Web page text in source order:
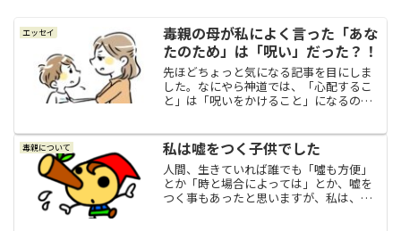
エッセイ
毒親の母が私によく言った「あな
たのため」は「呪い」だった？！
先ほどちょっと気になる記事を目にしま
した。なにやら神道では、「心配するこ
と」は「呪いをかけること」になるのだ
ちの私には腑に落ちるところがありまし
たので、今日は毒親育ちな...
毒親について 私は嘘をつく子供でした
人間、生きていれば誰でも「噓も方便」
とか「時と場合によっては」とか、嘘を
つく事もあったと思いますが、私は、か